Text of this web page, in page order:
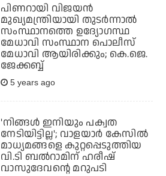
പിണറായി വിജയന്‍
മുഖ്യമന്ത്രിയായി തുടര്‍ന്നാല്‍
സംസ്ഥാനത്തെ ഉദ്യോഗസ്ഥ
മേധാവി സംസ്ഥാന പൊലീസ്
മേധാവി ആയിരിക്കും; കെ.ജെ.
ജേക്കബ്ബ്
5 years ago
'നിങ്ങള്‍ ഇനിയും പക്വത
നേടിയിട്ടില്ല'; വാളയാര്‍ കേസില്‍
മാധ്യമങ്ങളെ കുറ്റപ്പെടുത്തിയ
വി.ടി ബല്‍റാമിന് ഹരീഷ്
വാസുദേവന്റെ മറുപടി